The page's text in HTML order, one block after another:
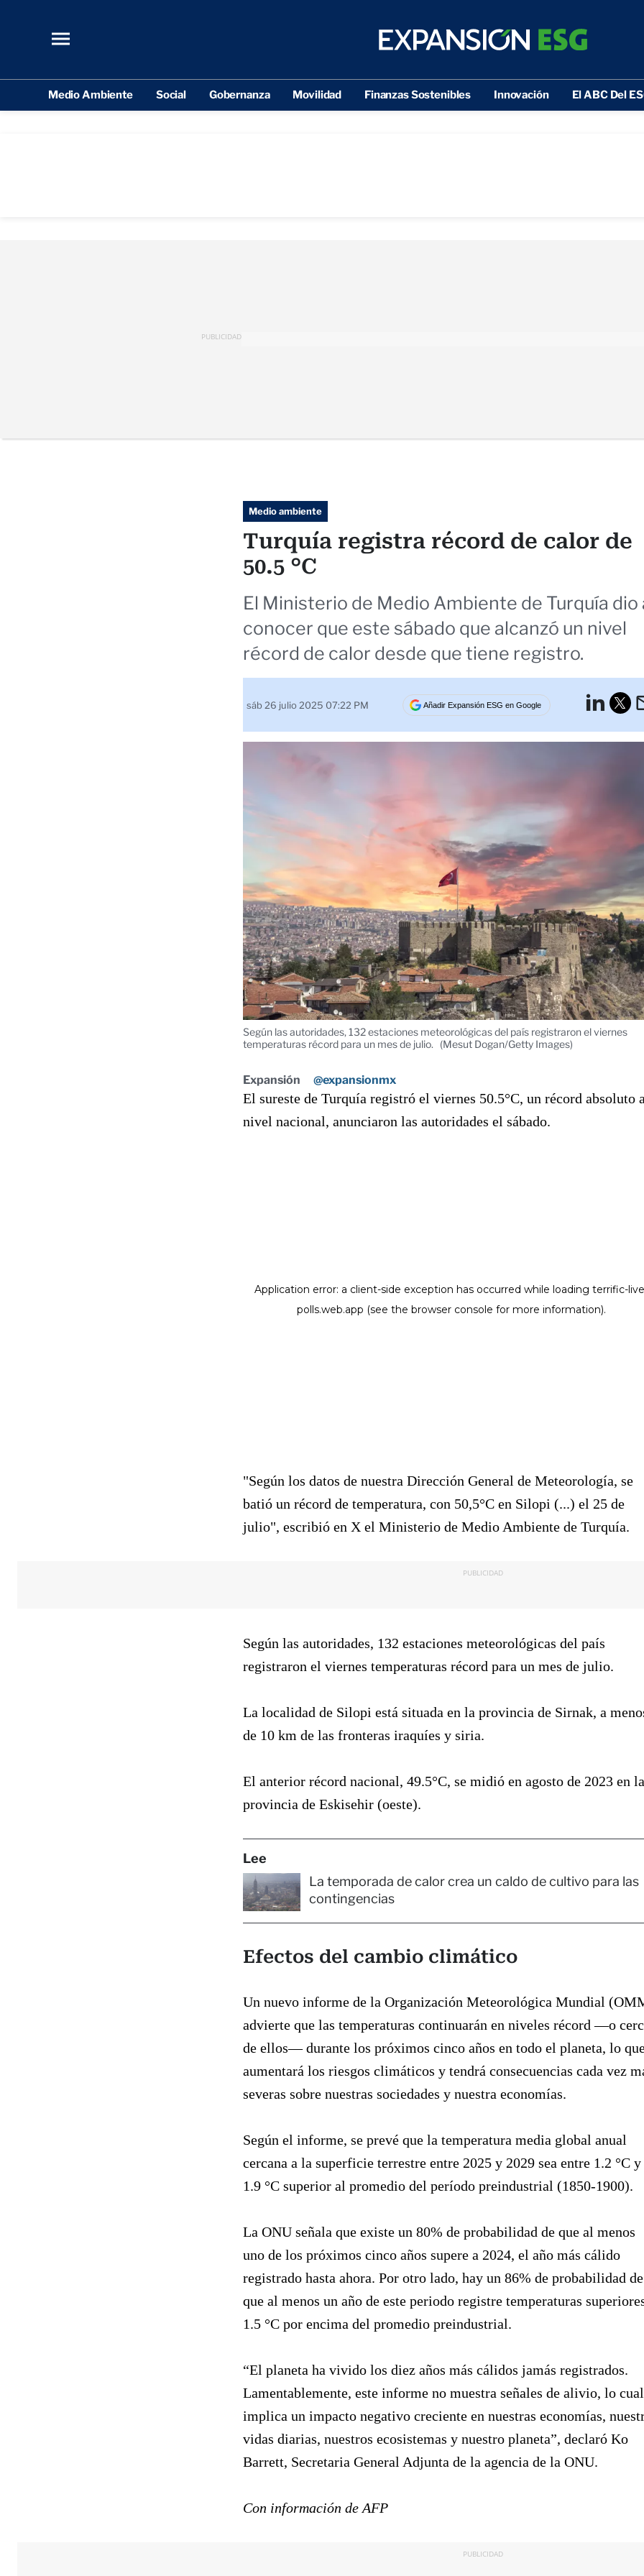
Medio Ambiente Social Gobernanza Movilidad Finanzas Sostenibles Innovación El ABC Del
PUBLICIDAD
Medio ambiente
Turquía registra récord de calor de
50.5 °C
El Ministerio de Medio Ambiente de Turquía dio
conocer que este sábado que alcanzó un nivel
récord de calor desde que tiene registro.
sáb 26 julio 2025 07:22 PM Añadir Expansión ESG en Google
Según las autoridades, 132 estaciones meteorológicas del país registraron el viernes
temperaturas récord para un mes de julio.
(Mesut Dogan/Getty Images)
Expansión @expansionmx
El sureste de Turquía registró el viernes 50.5°C, un récord absoluto a
nivel nacional, anunciaron las autoridades el sábado.
"Según los datos de nuestra Dirección General de Meteorología, se
batió un récord de temperatura, con 50,5°C en Silopi (...) el 25 de
julio", escribió en X el Ministerio de Medio Ambiente de Turquía.
PUBLICIDAD
Según las autoridades, 132 estaciones meteorológicas del país
registraron el viernes temperaturas récord para un mes de julio.
La localidad de Silopi está situada en la provincia de Sirnak, a
de 10 km de las fronteras iraquíes y siria.
El anterior récord nacional, 49.5°C, se midió en agosto de 2023 en la
provincia de Eskisehir (oeste).
Lee
La temporada de calor crea un caldo de cultivo para las
contingencias
Efectos del cambio climático
Un nuevo informe de la Organización Meteorológica Mundial
advierte que las temperaturas continuarán en niveles récord —o
de ellos— durante los próximos cinco años en todo el planeta, lo
aumentará los riesgos climáticos y tendrá consecuencias cada vez
severas sobre nuestras sociedades y nuestra economías.
Según el informe, se prevé que la temperatura media global anual
cercana a la superficie terrestre entre 2025 y 2029 sea entre 1.2 °C y
1.9 °C superior al promedio del período preindustrial (1850-1900).
La ONU señala que existe un 80% de probabilidad de que al menos
uno de los próximos cinco años supere a 2024, el año más cálido
registrado hasta ahora. Por otro lado, hay un 86% de probabilidad de
que al menos un año de este periodo registre temperaturas
1.5 °C por encima del promedio preindustrial.
“El planeta ha vivido los diez años más cálidos jamás registrados.
Lamentablemente, este informe no muestra señales de alivio, lo cual
implica un impacto negativo creciente en nuestras economías,
vidas diarias, nuestros ecosistemas y nuestro planeta”, declaró Ko
Barrett, Secretaria General Adjunta de la agencia de la ONU.
Con información de AFP
PUBLICIDAD